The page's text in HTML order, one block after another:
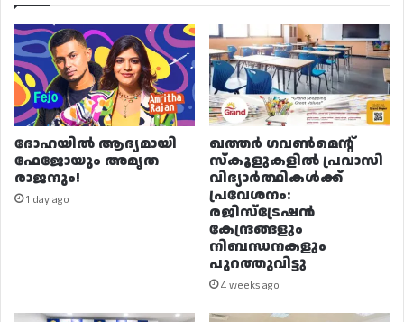
ദോഹയിൽ ആദ്യമായി
ഫേജോയും അമൃത
രാജനും!
1 day ago
ഖത്തർ ഗവൺമെന്റ്
സ്കൂളുകളിൽ പ്രവാസി
വിദ്യാർത്ഥികൾക്ക്
പ്രവേശനം:
രജിസ്ട്രേഷൻ
കേന്ദ്രങ്ങളും
നിബന്ധനകളും
പുറത്തുവിട്ടു
4 weeks ago